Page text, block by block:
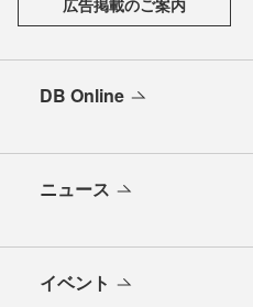
DB Online
ニュース
イベント